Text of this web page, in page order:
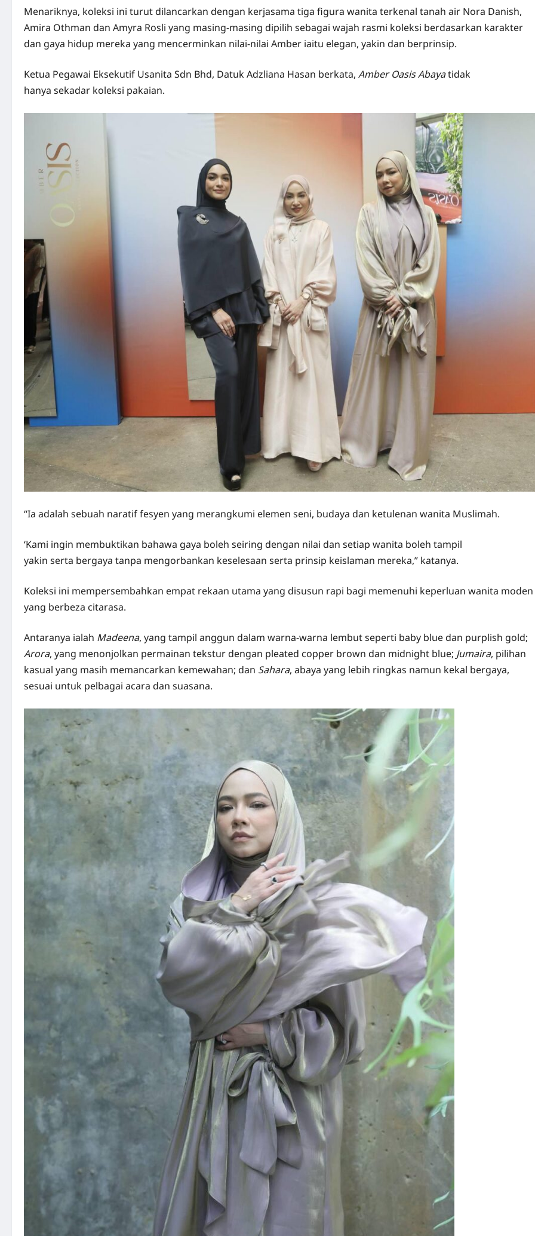
Menariknya, koleksi ini turut dilancarkan dengan kerjasama tiga figura wanita terkenal tanah air Nora Danish,
Amira Othman dan Amyra Rosli yang masing-masing dipilih sebagai wajah rasmi koleksi berdasarkan karakter
dan gaya hidup mereka yang mencerminkan nilai-nilai Amber iaitu elegan, yakin dan berprinsip.
Ketua Pegawai Eksekutif Usanita Sdn Bhd, Datuk Adzliana Hasan berkata, Amber Oasis Abayatidak
hanya sekadar koleksi pakaian.
“Ia adalah sebuah naratif fesyen yang merangkumi elemen seni, budaya dan ketulenan wanita Muslimah.
‘Kami ingin membuktikan bahawa gaya boleh seiring dengan nilai dan setiap wanita boleh tampil
yakin serta bergaya tanpa mengorbankan keselesaan serta prinsip keislaman mereka,” katanya.
Koleksi ini mempersembahkan empat rekaan utama yang disusun rapi bagi memenuhi keperluan wanita moden
yang berbeza citarasa.
Antaranya ialah Madeena, yang tampil anggun dalam warna-warna lembut seperti baby blue dan purplish gold;
Arora, yang menonjolkan permainan tekstur dengan pleated copper brown dan midnight blue; Jumaira, pilihan
kasual yang masih memancarkan kemewahan; dan Sahara, abaya yang lebih ringkas namun kekal bergaya,
sesuai untuk pelbagai acara dan suasana.